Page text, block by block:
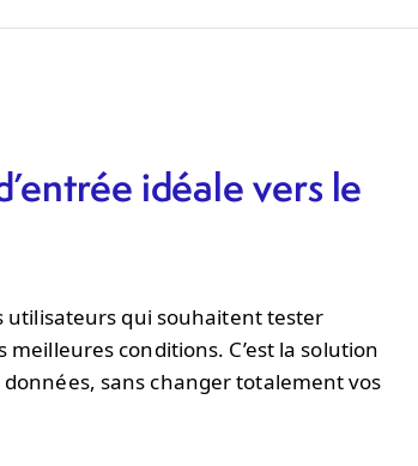
idéale vers le
utilisateurs qui souhaitent tester
conditions. C’est la solution
sans changer totalement vos